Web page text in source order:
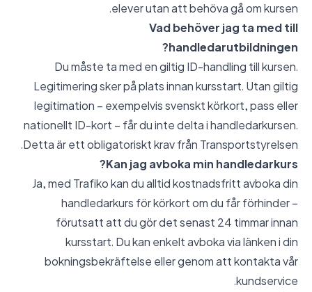
elever utan att behöva gå om kursen.
Vad behöver jag ta med till
handledarutbildningen?
Du måste ta med en giltig ID-handling till kursen.
Legitimering sker på plats innan kursstart. Utan giltig
legitimation – exempelvis svenskt körkort, pass eller
nationellt ID-kort – får du inte delta i handledarkursen.
Detta är ett obligatoriskt krav från Transportstyrelsen.
Kan jag avboka min handledarkurs?
Ja, med Trafiko kan du alltid kostnadsfritt avboka din
handledarkurs för körkort om du får förhinder –
förutsatt att du gör det senast 24 timmar innan
kursstart. Du kan enkelt avboka via länken i din
bokningsbekräftelse eller genom att kontakta vår
kundservice.